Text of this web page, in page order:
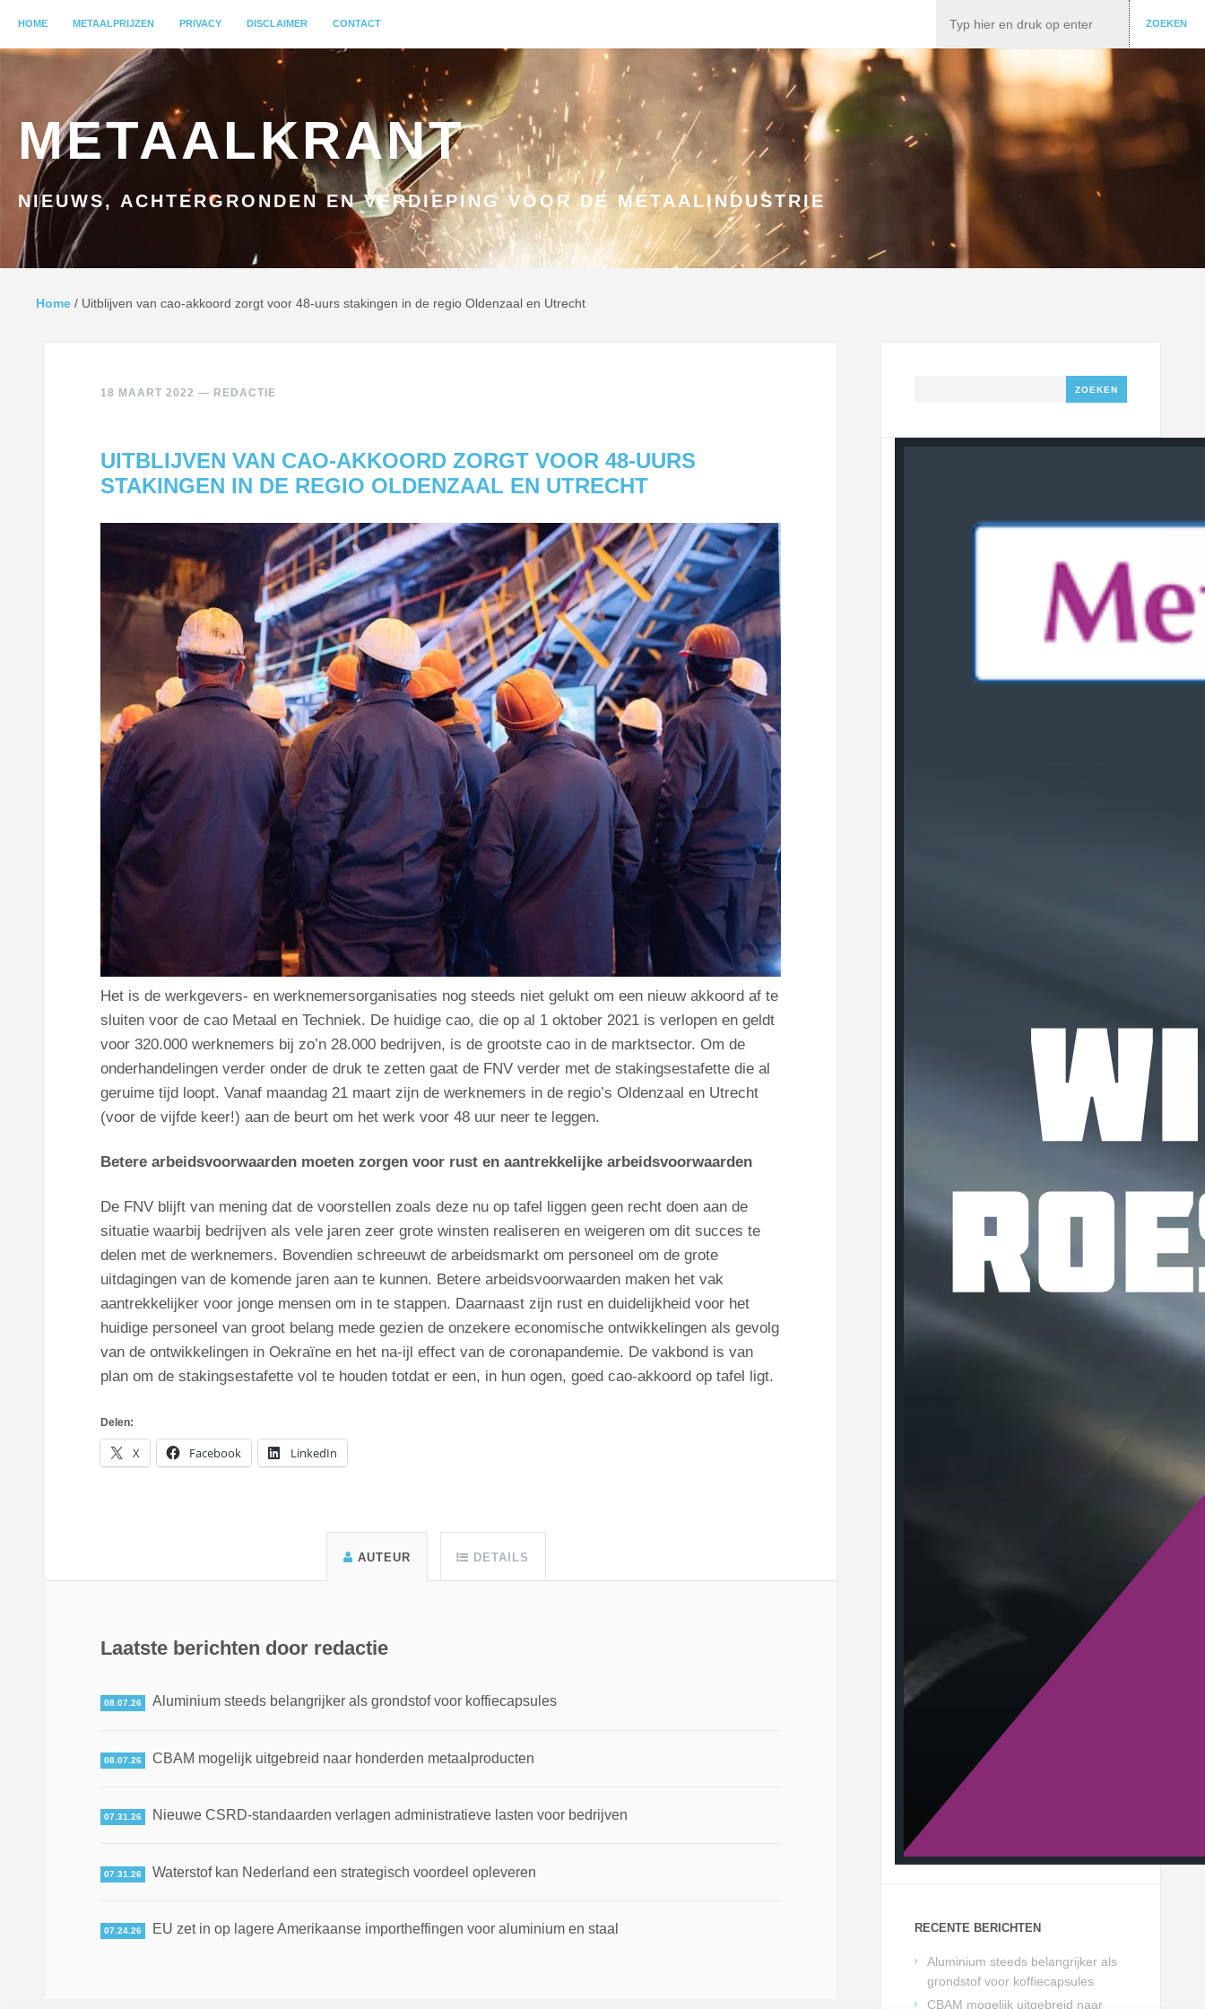
GA NAAR INHOUD
HOME METAALPRIJZEN PRIVACY DISCLAIMER CONTACT ZOEKEN
METAALKRANT
NIEUWS, ACHTERGRONDEN EN VERDIEPING VOOR DE METAALINDUSTRIE
Home / Uitblijven van cao-akkoord zorgt voor 48-uurs stakingen in de regio Oldenzaal en Utrecht
18 MAART 2022 — REDACTIE
UITBLIJVEN VAN CAO-AKKOORD ZORGT VOOR 48-UURS
STAKINGEN IN DE REGIO OLDENZAAL EN UTRECHT
Het is de werkgevers- en werknemersorganisaties nog steeds niet gelukt om een nieuw akkoord af te
sluiten voor de cao Metaal en Techniek. De huidige cao, die op al 1 oktober 2021 is verlopen en geldt
voor 320.000 werknemers bij zo’n 28.000 bedrijven, is de grootste cao in de marktsector. Om de
onderhandelingen verder onder de druk te zetten gaat de FNV verder met de stakingsestafette die al
geruime tijd loopt. Vanaf maandag 21 maart zijn de werknemers in de regio’s Oldenzaal en Utrecht
(voor de vijfde keer!) aan de beurt om het werk voor 48 uur neer te leggen.
Betere arbeidsvoorwaarden moeten zorgen voor rust en aantrekkelijke arbeidsvoorwaarden
De FNV blijft van mening dat de voorstellen zoals deze nu op tafel liggen geen recht doen aan de
situatie waarbij bedrijven als vele jaren zeer grote winsten realiseren en weigeren om dit succes te
delen met de werknemers. Bovendien schreeuwt de arbeidsmarkt om personeel om de grote
uitdagingen van de komende jaren aan te kunnen. Betere arbeidsvoorwaarden maken het vak
aantrekkelijker voor jonge mensen om in te stappen. Daarnaast zijn rust en duidelijkheid voor het
huidige personeel van groot belang mede gezien de onzekere economische ontwikkelingen als gevolg
van de ontwikkelingen in Oekraïne en het na-ijl effect van de coronapandemie. De vakbond is van
plan om de stakingsestafette vol te houden totdat er een, in hun ogen, goed cao-akkoord op tafel ligt.
Delen:
X Facebook LinkedIn
AUTEUR DETAILS
Laatste berichten door redactie
08.07.26 Aluminium steeds belangrijker als grondstof voor koffiecapsules
08.07.26 CBAM mogelijk uitgebreid naar honderden metaalproducten
07.31.26 Nieuwe CSRD-standaarden verlagen administratieve lasten voor bedrijven
07.31.26 Waterstof kan Nederland een strategisch voordeel opleveren
07.24.26 EU zet in op lagere Amerikaanse importheffingen voor aluminium en staal RECENTE BERICHTEN
Aluminium steeds belangrijker als
grondstof voor koffiecapsules
CBAM mogelijk uitgebreid naar